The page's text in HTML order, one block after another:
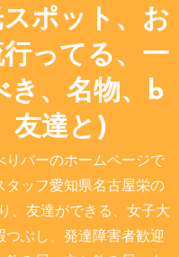
ポット、お
ってる、一
き、名物、b
友達と)
バーのホームページで
ッフ愛知県名古屋栄の
、友達ができる、女子大
ぶし、発達障害者歓迎